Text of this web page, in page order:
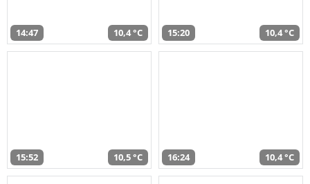
14:47 10,4 °C 15:20 10,4 °C
15:52 10,5 °C 16:24 10,4 °C